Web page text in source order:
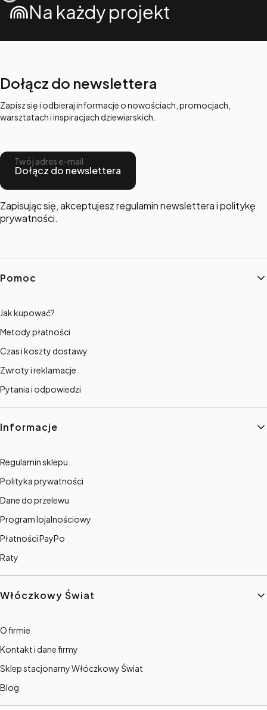
Na każdy projekt
Dołącz do newslettera
Zapisz się i odbieraj informacje o nowościach, promocjach,
warsztatach i inspiracjach dziewiarskich.
Twój adres e-mail
Dołącz do newslettera
Zapisując się, akceptujesz regulamin newslettera i politykę
prywatności.
Linki w stopce
Pomoc
Jak kupować?
Metody płatności
Czas i koszty dostawy
Zwroty i reklamacje
Pytania i odpowiedzi
Informacje
Regulamin sklepu
Polityka prywatności
Dane do przelewu
Program lojalnościowy
Płatności PayPo
Raty
Włóczkowy Świat
O firmie
Kontakt i dane firmy
Sklep stacjonarny Włóczkowy Świat
Blog